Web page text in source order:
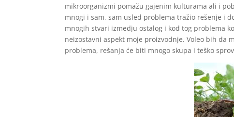
mikroorganizmi pomažu gajenim kulturama ali i
mnogi i sam, sam usled problema tražio rešenje i
mnogih stvari izmedju ostalog i kod tog problema
neizostavni aspekt moje proizvodnje. Voleo bih da
problema, rešanja će biti mnogo skupa i teško